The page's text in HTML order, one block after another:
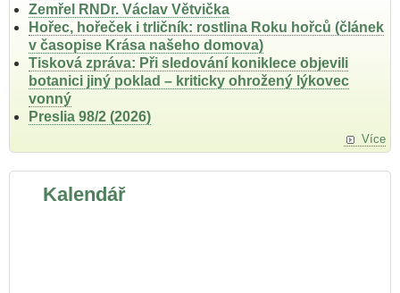
Zemřel RNDr. Václav Větvička
Hořec, hořeček i trličník: rostlina Roku hořců (článek
v časopise Krása našeho domova)
Tisková zpráva: Při sledování koniklece objevili
botanici jiný poklad – kriticky ohrožený lýkovec
vonný
Preslia 98/2 (2026)
Více
Kalendář